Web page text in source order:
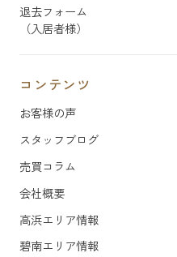
退去フォーム
（入居者様）
コンテンツ
お客様の声
スタッフブログ
売買コラム
会社概要
高浜エリア情報
碧南エリア情報